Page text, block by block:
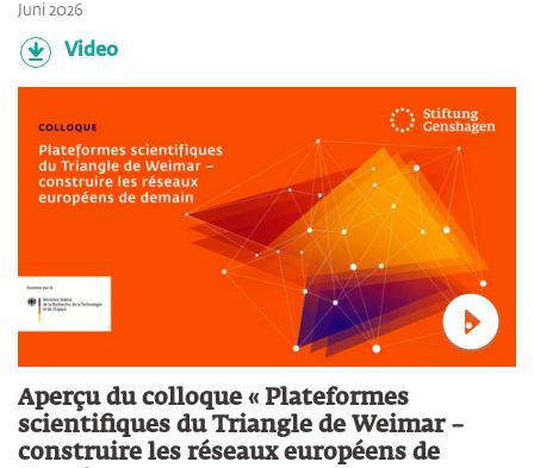
Juni 2026
Video
Aperçu du colloque « Plateformes
scientifiques du Triangle de Weimar –
construire les réseaux européens de